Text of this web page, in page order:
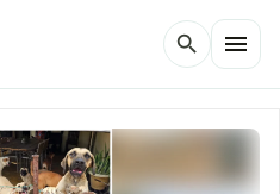
search menu